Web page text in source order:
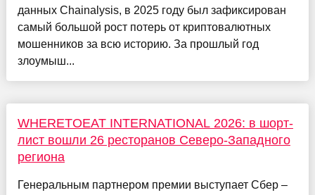
данных Chainalysis, в 2025 году был зафиксирован
самый большой рост потерь от криптовалютных
мошенников за всю историю. За прошлый год
злоумыш...
WHERETOEAT INTERNATIONAL 2026: в шорт-
лист вошли 26 ресторанов Северо-Западного
региона
Генеральным партнером премии выступает Сбер –